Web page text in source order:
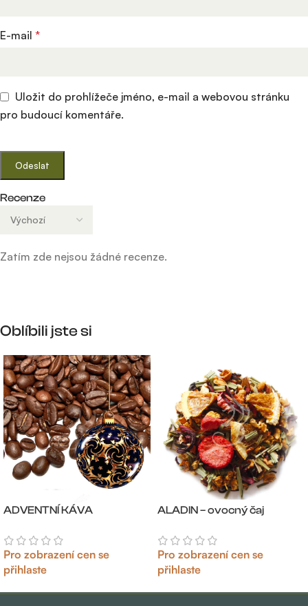
Recenze
Zatím zde nejsou žádné recenze.
E-mail *
Uložit do prohlížeče jméno, e-mail a webovou stránku
pro budoucí komentáře.
Oblíbili jste si
ADVENTNÍ KÁVA
Pro zobrazení cen se
přihlaste
ALADIN – ovocný čaj
Pro zobrazení cen se
přihlaste